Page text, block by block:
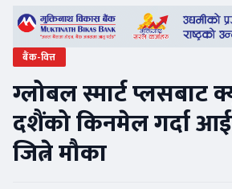
बैंक-वित्त
ग्लोबल स्मार्ट प्लसबाट
दशैंको किनमेल गर्दा
जित्ने मौका